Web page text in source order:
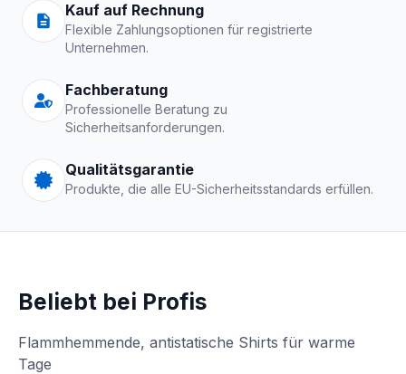
Kauf auf Rechnung
Flexible Zahlungsoptionen für registrierte
Unternehmen.
Fachberatung
Professionelle Beratung zu
Sicherheitsanforderungen.
Qualitätsgarantie
Produkte, die alle EU-Sicherheitsstandards erfüllen.
Beliebt bei Profis
Flammhemmende, antistatische Shirts für warme
Tage